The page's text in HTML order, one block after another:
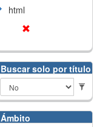
html
Buscar solo por título
Ámbito